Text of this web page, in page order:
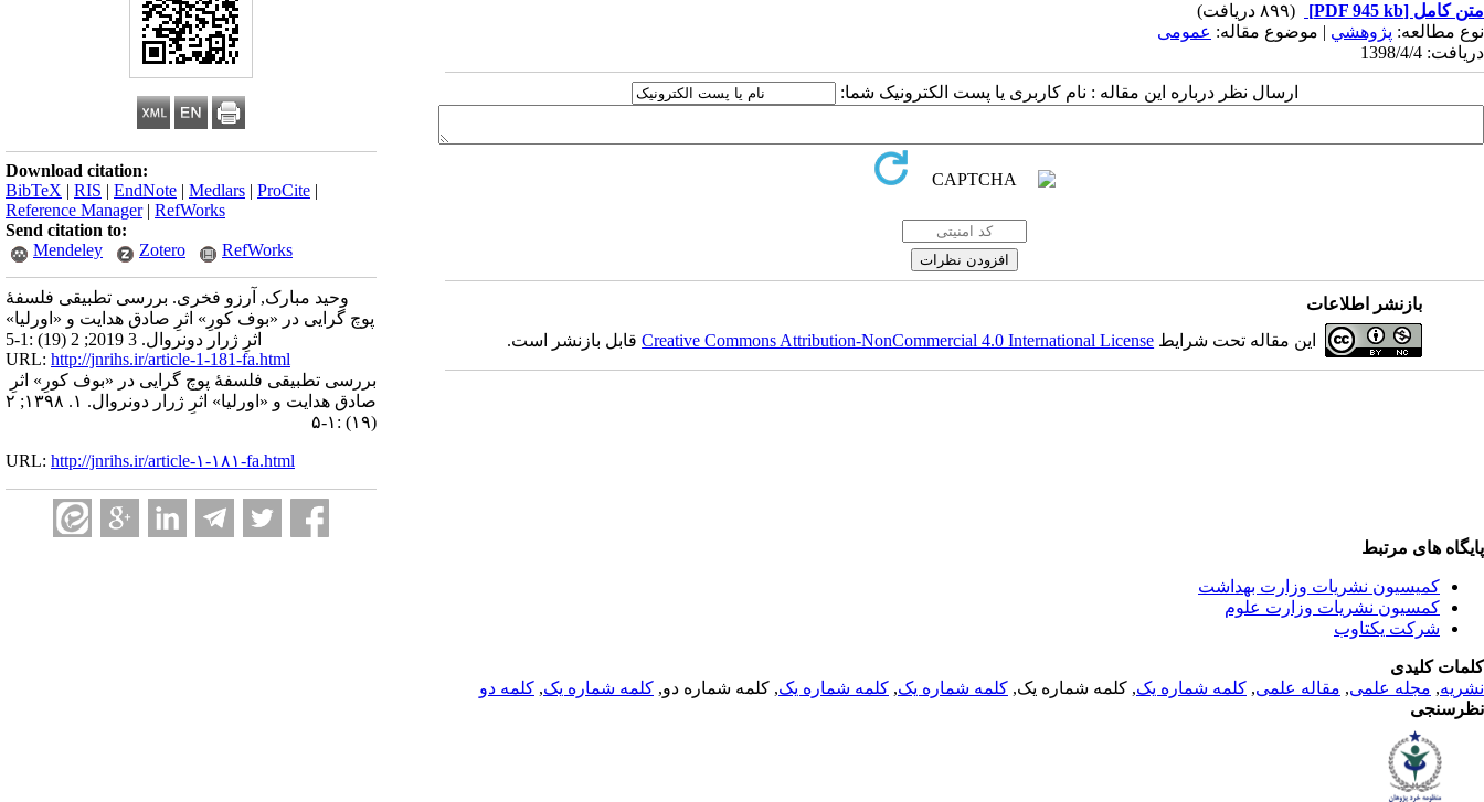
Download citation:
BibTeX | RIS | EndNote | Medlars | ProCite |
Reference Manager| RefWorks
Send citation to:
Mendeley
Zotero RefWorks
وحید مبارک, آرزو فخری. بررسی تطبیقی فلسفۀ
پوچ گرایی در «بوف کورِ» اثرِ صادق هدایت و «اورلیا»
اثرِ ژرار دونروال. 3 2019; 2 (19) :1-5
URL: http://jnrihs.ir/article-1-181-fa.html
بررسی تطبیقی فلسفۀ پوچ گرایی در «بوف کورِ» اثرِ
صادق هدایت و «اورلیا» اثرِ ژرار دونروال. ۱. ۱۳۹۸; ۲
(۱۹) :۱-۵
URL: http://jnrihs.ir/article-۱-۱۸۱-fa.html
متن کامل [PDF 945 kb]
(۸۹۹ دریافت)
نوع مطالعه: پژوهشي | موضوع مقاله: عمومى
دریافت: 1398/4/4
ارسال نظر درباره این مقاله : نام کاربری یا پست الکترونیک شما:
بازنشر اطلاعات
این مقاله تحت شرایط Creative Commons Attribution-NonCommercial 4.0 International Licenseقابل بازنشر است.
پایگاه های مرتبط
کمیسیون نشریات وزارت بهداشت
کمسیون نشریات وزارت علوم
شرکت یکتاوب
کلمات کلیدی
نشریه, مجله علمی, مقاله علمی, کلمه شماره یک, کلمه شماره یک, کلمه شماره یک, کلمه شماره یک, کلمه شماره دو, کلمه شماره یک, کلمه دو
نظرسنجی